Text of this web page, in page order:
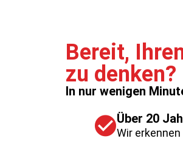
Bereit,
zu denken?
In nur wenigen
Über 20
Wir